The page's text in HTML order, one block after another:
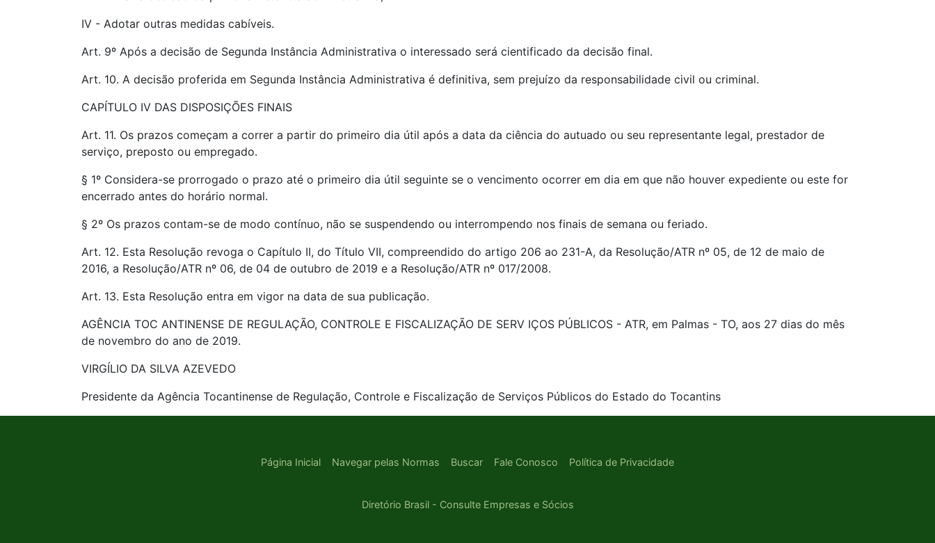
IV - Adotar outras medidas cabíveis.
Art. 9º Após a decisão de Segunda Instância Administrativa o interessado será cientificado da decisão final.
Art. 10. A decisão proferida em Segunda Instância Administrativa é definitiva, sem prejuízo da responsabilidade civil ou criminal.
CAPÍTULO IV DAS DISPOSIÇÕES FINAIS
Art. 11. Os prazos começam a correr a partir do primeiro dia útil após a data da ciência do autuado ou seu representante legal, prestador de
serviço, preposto ou empregado.
§ 1º Considera-se prorrogado o prazo até o primeiro dia útil seguinte se o vencimento ocorrer em dia em que não houver expediente ou este for
encerrado antes do horário normal.
§ 2º Os prazos contam-se de modo contínuo, não se suspendendo ou interrompendo nos finais de semana ou feriado.
Art. 12. Esta Resolução revoga o Capítulo II, do Título VII, compreendido do artigo 206 ao 231-A, da Resolução/ATR nº 05, de 12 de maio de
2016, a Resolução/ATR nº 06, de 04 de outubro de 2019 e a Resolução/ATR nº 017/2008.
Art. 13. Esta Resolução entra em vigor na data de sua publicação.
AGÊNCIA TOC ANTINENSE DE REGULAÇÃO, CONTROLE E FISCALIZAÇÃO DE SERV IÇOS PÚBLICOS - ATR, em Palmas - TO, aos 27 dias do mês
de novembro do ano de 2019.
VIRGÍLIO DA SILVA AZEVEDO
Presidente da Agência Tocantinense de Regulação, Controle e Fiscalização de Serviços Públicos do Estado do Tocantins
Página Inicial Navegar pelas Normas Buscar Fale Conosco Política de Privacidade
Diretório Brasil - Consulte Empresas e Sócios